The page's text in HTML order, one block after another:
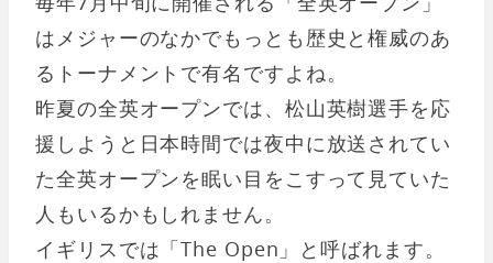
はメジャーのなかでもっとも歴史と権威のあ
るトーナメントで有名ですよね。
昨夏の全英オープンでは、松山英樹選手を応
援しようと日本時間では夜中に放送されてい
た全英オープンを眠い目をこすって見ていた
人もいるかもしれません。
イギリスでは「The Open」と呼ばれます。